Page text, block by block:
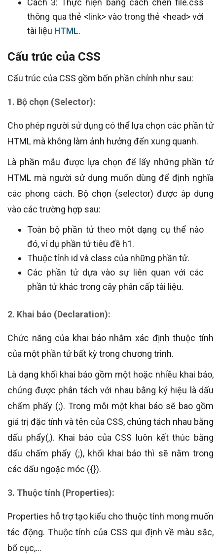
Cách 3: Thực hiện bằng cách chèn file.css
thông qua thẻ <link> vào trong thẻ <head> với
tài liệu HTML.
Cấu trúc của CSS
Cấu trúc của CSS gồm bốn phần chính như sau:
1. Bộ chọn (Selector):
Cho phép người sử dụng có thể lựa chọn các phần tử
HTML mà không làm ảnh hưởng đến xung quanh.
Là phần mẫu được lựa chọn để lấy những phần tử
HTML mà người sử dụng muốn dùng để định nghĩa
các phong cách. Bộ chọn (selector) được áp dụng
vào các trường hợp sau:
Toàn bộ phần tử theo một dạng cụ thể nào
đó, ví dụ phần tử tiêu đề h1.
Thuộc tính id và class của những phần tử.
Các phần tử dựa vào sự liên quan với các
phần tử khác trong cây phân cấp tài liệu.
2. Khai báo (Declaration):
Chức năng của khai báo nhằm xác định thuộc tính
của một phần tử bất kỳ trong chương trình.
Là dạng khối khai báo gồm một hoặc nhiều khai báo,
chúng được phân tách với nhau bằng ký hiệu là dấu
chấm phẩy (;). Trong mỗi một khai báo sẽ bao gồm
giá trị đặc tính và tên của CSS, chúng tách nhau bằng
dấu phẩy(,). Khai báo của CSS luôn kết thúc bằng
dấu chấm phẩy (;), khối khai báo thì sẽ nằm trong
các dấu ngoặc móc ({}).
3. Thuộc tính (Properties):
Properties hỗ trợ tạo kiểu cho thuộc tính mong muốn
tác động. Thuộc tính của CSS qui định về màu sắc,
bố cục,…